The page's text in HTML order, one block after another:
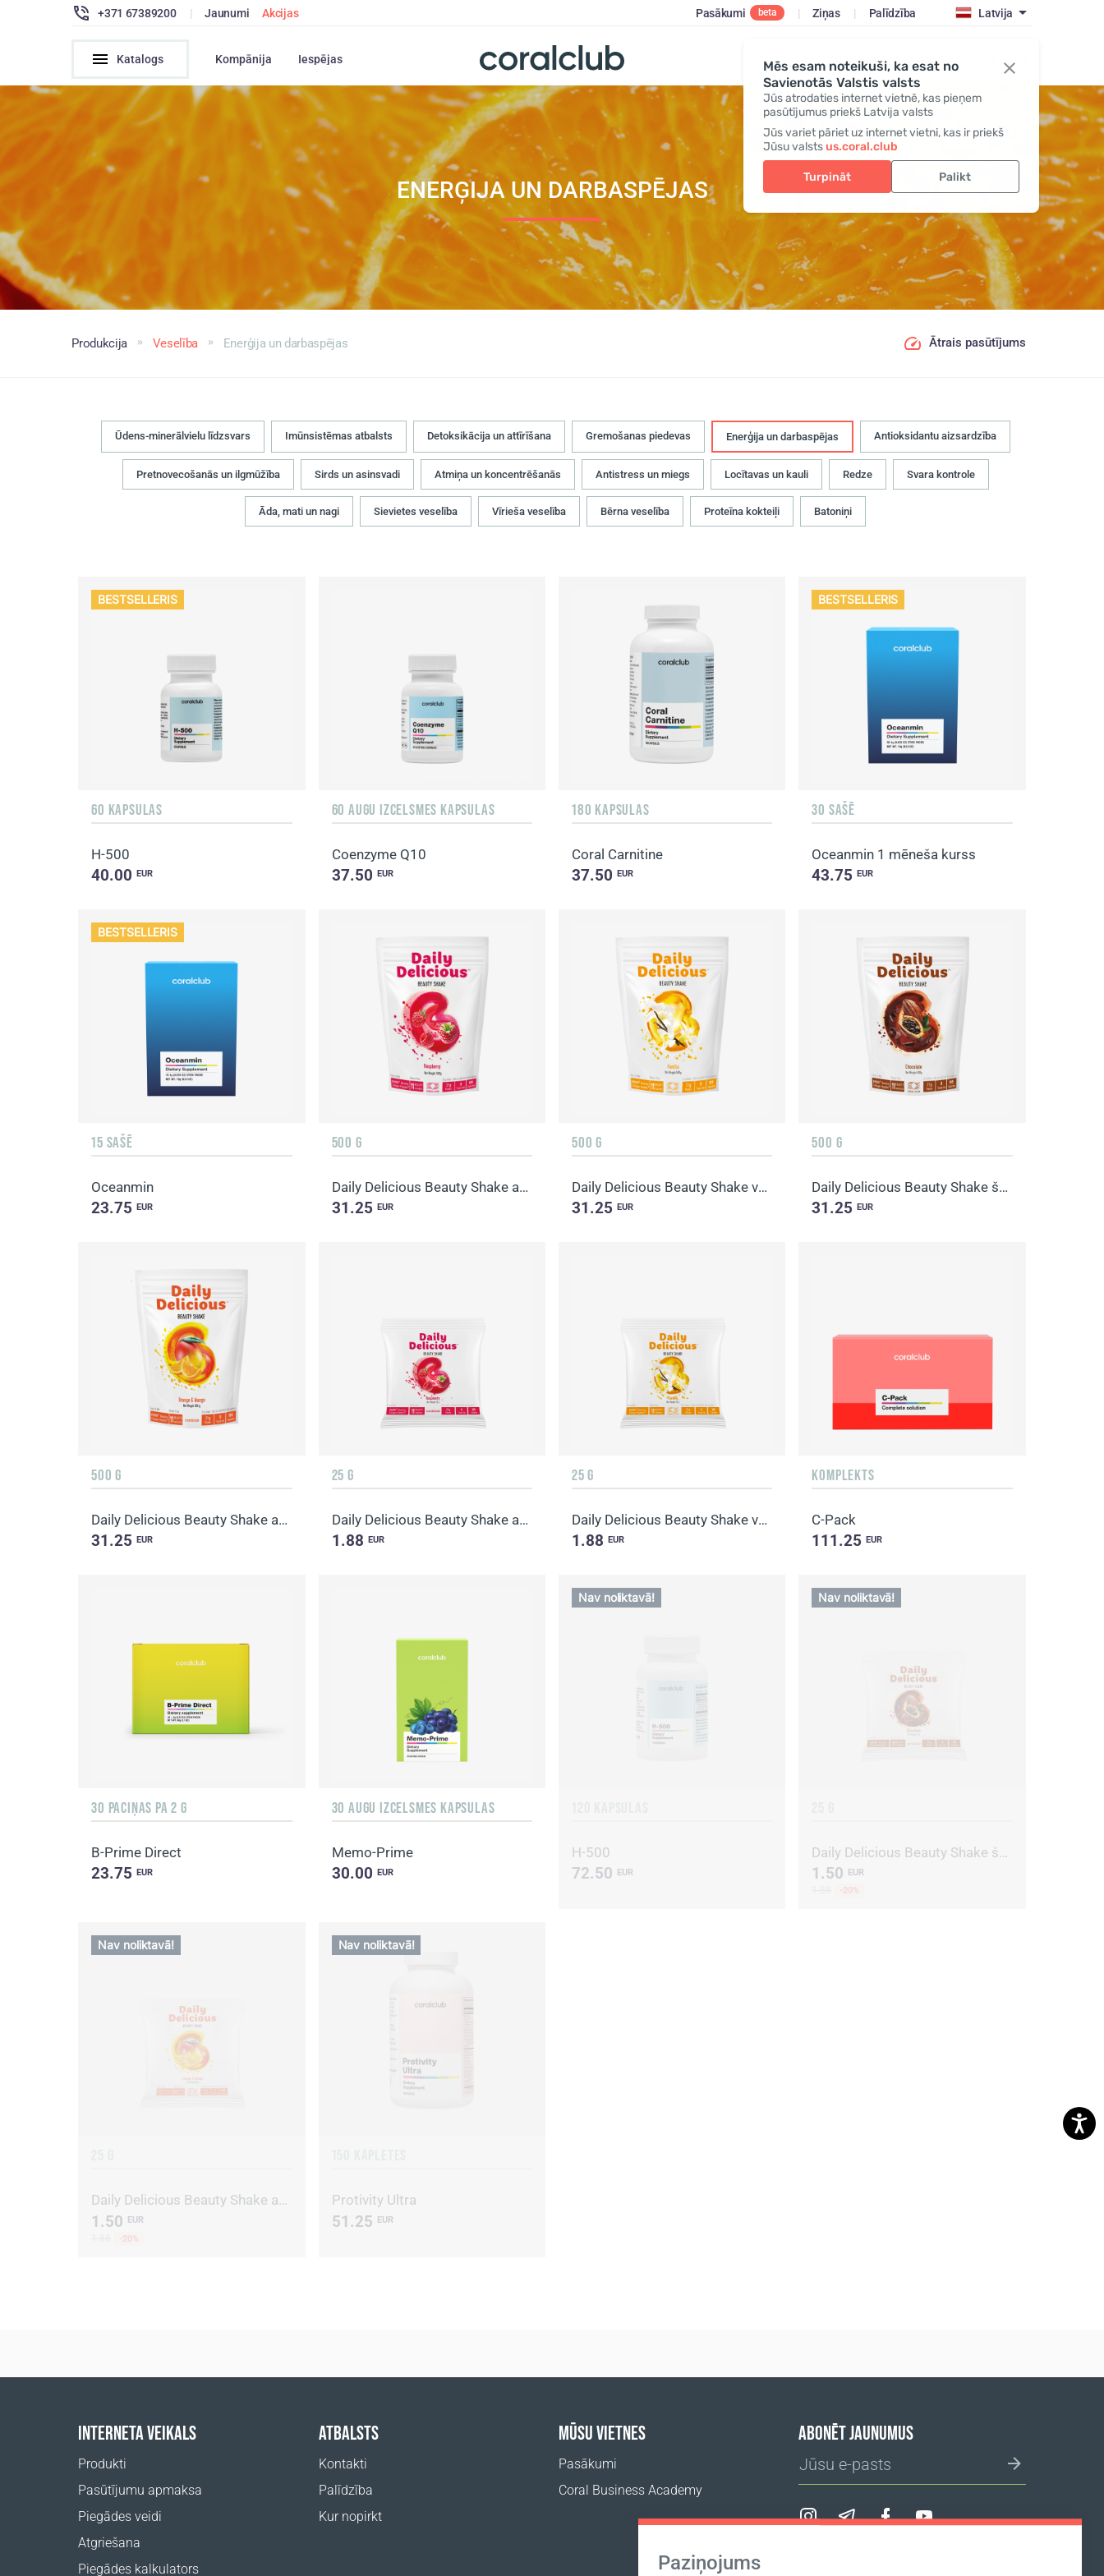
Mēs esam noteikuši, ka esat no
Savienotās Valstis valsts
Jūs atrodaties internet vietnē, kas pieņem
pasūtījumus priekš Latvija valsts
Jūs variet pāriet uz internet vietni, kas ir priekš
Jūsu valstsus.coral.club
Turpināt Palikt
+371 67389200 | Jaunumi Akcijas Pasākumi beta | Ziņas | Palīdzība Latvija
Katalogs Kompānija Iespējas Pieslēgties/Reģistrēties
ENERĢIJA UN DARBASPĒJAS
Produkcija Veselība Enerģija un darbaspējas Ātrais pasūtījums
Ūdens-minerālvielu līdzsvars Imūnsistēmas atbalsts Detoksikācija un attīrīšana Gremošanas piedevas Enerģija un darbaspējas Antioksidantu aizsardzība
Pretnovecošanās un ilgmūžība Sirds un asinsvadi Atmiņa un koncentrēšanās Antistress un miegs Locītavas un kauli Redze Svara kontrole
Āda, mati un nagi Sievietes veselība Vīrieša veselība Bērna veselība Proteīna kokteiļi Batoniņi
BESTSELLERIS
60 KAPSULAS
H-500
40.00EUR
60 AUGU IZCELSMES KAPSULAS
Coenzyme Q10
37.50 EUR
180 KAPSULAS
Coral Carnitine
37.50 EUR
BESTSELLERIS
30 SAŠĒ
Oceanmin 1 mēneša kurss
43.75EUR
BESTSELLERIS
15 SAŠĒ
Oceanmin
23.75EUR
500 G
Daily Delicious Beauty Shake aveņu
31.25 EUR
500 G
Daily Delicious Beauty Shake vaniļas
31.25 EUR
500 G
Daily Delicious Beauty Shake šokolāde
31.25EUR
500 G
Daily Delicious Beauty Shake apelsīns un mango
31.25EUR
25 G
Daily Delicious Beauty Shake aveņu
1.88 EUR
25 G
Daily Delicious Beauty Shake vaniļas
1.88 EUR
KOMPLEKTS
C-Pack
111.25EUR
30 PACIŅAS PA 2 G
B-Prime Direct
23.75EUR
30 AUGU IZCELSMES KAPSULAS
Memo-Prime
30.00 EUR
H-500
72.50 EUR
Nav noliktavā!
Daily Delicious Beauty Shake šokolāde
1.50 EUR
-20%
Nav noliktavā!
Daily Delicious Beauty Shake apelsīns un mango
1.50 EUR
-20%
Nav noliktavā!
Protivity Ultra
51.25 EUR
Nav noliktavā!
Paziņojums
INTERNETA VEIKALS
Produkti
Pasūtījumu apmaksa
Piegādes veidi
Atgriešana
Piegādes kalkulators
ATBALSTS
Kontakti
Palīdzība
Kur nopirkt
MŪSU VIETNES
Pasākumi
Coral Business Academy
ABONĒT JAUNUMUS